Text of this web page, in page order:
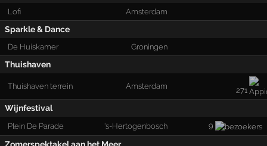
Lofi Amsterdam
Sparkle & Dance
De Huiskamer Groningen
Thuishaven
Thuishaven terrein Amsterdam 271
Wijnfestival
Plein De Parade 's-Hertogenbosch 9